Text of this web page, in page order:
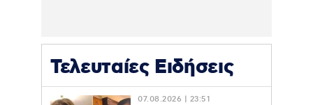
Τελευταίες Ειδήσεις
07.08.2026 | 23:51